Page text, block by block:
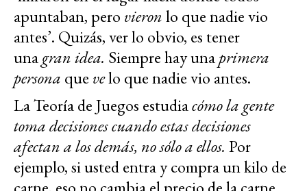
apuntaban, pero vieronlo que nadie vio
antes’. Quizás, ver lo obvio, es tener
unagran idea. Siempre hay unaprimera
persona que velo que nadie vio antes.
La Teoría de Juegos estudiacómo la gente
toma decisiones cuando estas decisiones
afectan a los demás, no sólo a ellos. Por
ejemplo, si usted entra y compra un kilo de